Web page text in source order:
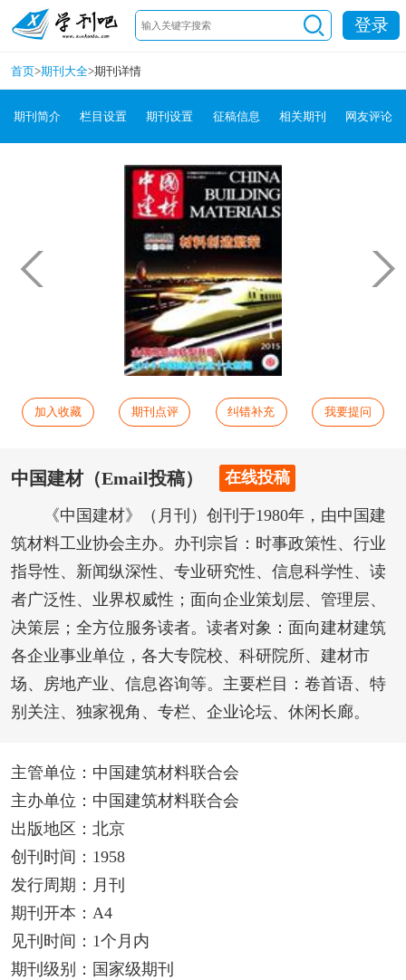
登录
首页>期刊大全>期刊详情
期刊简介 栏目设置 期刊设置 征稿信息 相关期刊 网友评论
加入收藏 期刊点评 纠错补充 我要提问
中国建材（Email投稿） 在线投稿
《中国建材》（月刊）创刊于1980年，由中国建
筑材料工业协会主办。办刊宗旨：时事政策性、行业
指导性、新闻纵深性、专业研究性、信息科学性、读
者广泛性、业界权威性；面向企业策划层、管理层、
决策层；全方位服务读者。读者对象：面向建材建筑
各企业事业单位，各大专院校、科研院所、建材市
场、房地产业、信息咨询等。主要栏目：卷首语、特
别关注、独家视角、专栏、企业论坛、休闲长廊。
主管单位：中国建筑材料联合会
主办单位：中国建筑材料联合会
出版地区：北京
创刊时间：1958
发行周期：月刊
期刊开本：A4
见刊时间：1个月内
期刊级别：国家级期刊